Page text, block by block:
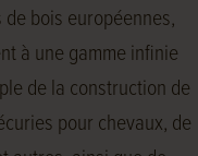
bois européennes,
à une gamme infinie
de la construction de
pour chevaux, de